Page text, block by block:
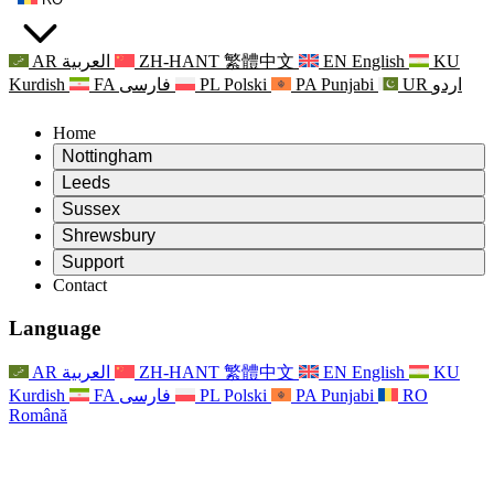
AR العربية ZH-HANT 繁體中文 EN English
KU
Kurdish
FA فارسی PL Polski PA Punjabi UR اردو
Home
Nottingham
Review
Președintele revizuirii
Echipa independentă de evaluare
Termeni de referință
Raportul final al evaluării independente
Întrebări frecvente
Procesul de feedback al familiei
Buletine informative
Renunțare
Evenimente
Leeds
Review
Președintele revizuirii
Echipa independentă de evaluare
Termeni de referință
Contact
Sprijin psihologic pentru familii
Actualizări pentru familii
Evenimente
For Staff
Sprijin pentru personal
Vocile personalului
Sussex
Review
Președintele revizuirii
Echipa independentă de evaluare
Termeni de referință
For Families
Actualizări pentru familii
Evenimente
For Staff
Shrewsbury
Review
Termeni de referință pentru revizuirea maternității
Raportul final al evaluării independente
Primul raport al evaluării independente
For Families
Actualizări
Support
Leeds
Nottingham
Serviciul de asistență psihologică familială
Sprijin în caz de criză în domeniul sănătății mintale
Servicii regionale Nottingham
National
Sepsis Charities
Contact
Language
AR العربية ZH-HANT 繁體中文 EN English
KU
Kurdish
FA فارسی PL Polski PA Punjabi
RO
Română